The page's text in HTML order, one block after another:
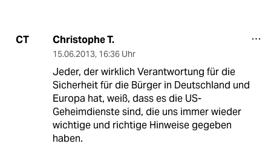
CT Christophe T.
15.06.2013, 16:36 Uhr
Jeder, der wirklich Verantwortung für die
Sicherheit für die Bürger in Deutschland und
Europa hat, weiß, dass es die US-
Geheimdienste sind, die uns immer wieder
wichtige und richtige Hinweise gegeben
haben.